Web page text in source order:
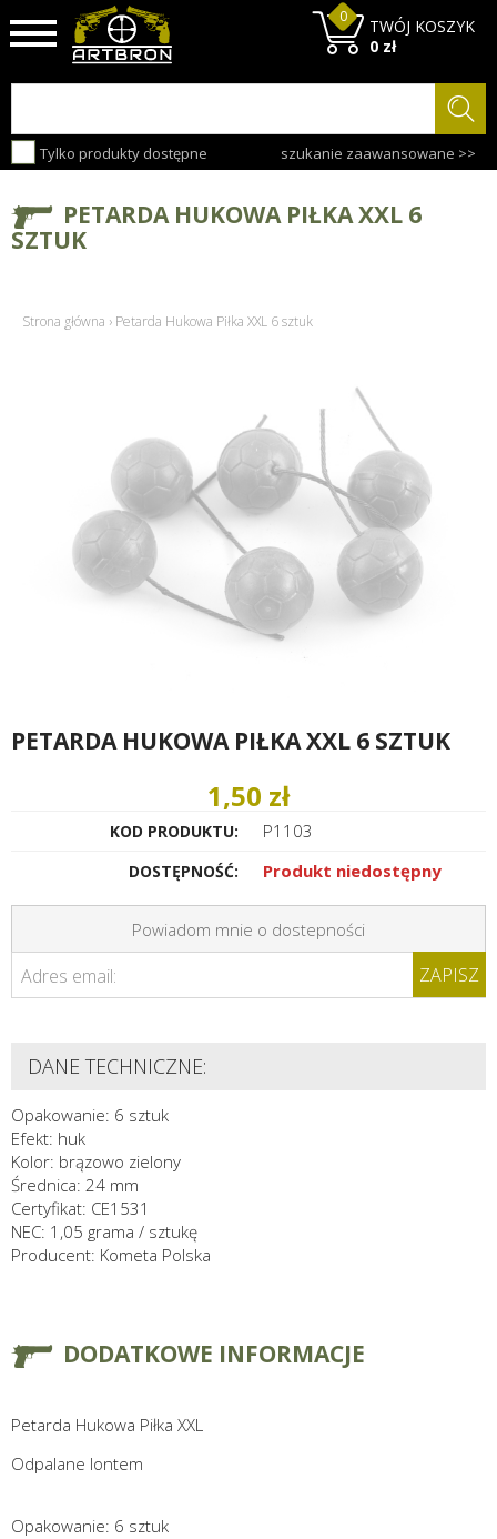
Tylko produkty dostępne szukanie zaawansowane >>
TWÓJ KOSZYK
0
0 zł
PETARDA HUKOWA PIŁKA XXL 6
SZTUK
Strona główna › Petarda Hukowa Piłka XXL 6 sztuk
PETARDA HUKOWA PIŁKA XXL 6 SZTUK
1,50 zł
KOD PRODUKTU: P1103
DOSTĘPNOŚĆ: Produkt niedostępny
Powiadom mnie o dostepności
Adres email: ZAPISZ
DANE TECHNICZNE:
Opakowanie: 6 sztuk
Efekt: huk
Kolor: brązowo zielony
Średnica: 24 mm
Certyfikat: CE1531
NEC: 1,05 grama / sztukę
Producent: Kometa Polska
DODATKOWE INFORMACJE
Petarda Hukowa Piłka XXL
Odpalane lontem
Opakowanie: 6 sztuk